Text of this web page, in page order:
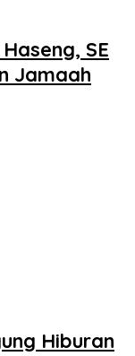
SE
Jamaah
Hiburan